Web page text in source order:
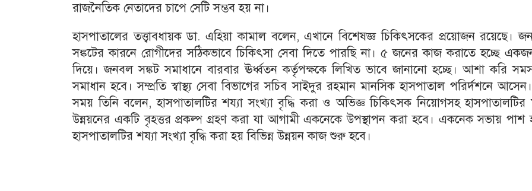
রাজনৈতিক নেতাদের চাপে সেটি সম্ভব হয় না।
হাসপাতালের তত্ত্বাবধায়ক ডা. এহিয়া কামাল বলেন, এখানে বিশেষজ্ঞ চিকিৎসকের প্রয়োজন রয়েছে।
সঙ্কটের কারনে রোগীদের সঠিকভাবে চিকিৎসা সেবা দিতে পারছি না। ৫ জনের কাজ করাতে হচ্ছে
দিয়ে। জনবল সঙ্কট সমাধানে বারবার ঊর্ধ্বতন কর্তৃপক্ষকে লিখিত ভাবে জানানো হচ্ছে। আশা করি
সমাধান হবে। সম্প্রতি স্বাস্থ্য সেবা বিভাগের সচিব সাইদুর রহমান মানসিক হাসপাতাল পরির্দশনে
সময় তিনি বলেন, হাসপাতালটির শয্যা সংখ্যা বৃদ্ধি করা ও অভিজ্ঞ চিকিৎসক নিয়োগসহ হাসপাতালটির
উন্নয়নের একটি বৃহত্তর প্রকল্প গ্রহণ করা যা আগামী একনেকে উপস্থাপন করা হবে। একনেক সভায় পাশ
হাসপাতালটির শয্যা সংখ্যা বৃদ্ধি করা হয় বিভিন্ন উন্নয়ন কাজ শুরু হবে।